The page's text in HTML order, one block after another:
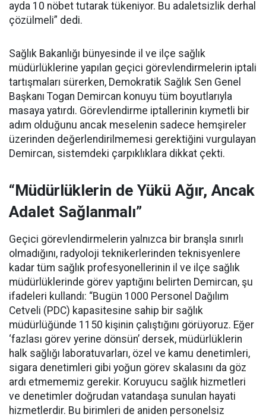
ayda 10 nöbet tutarak tükeniyor. Bu adaletsizlik derhal
çözülmeli” dedi.
Sağlık Bakanlığı bünyesinde il ve ilçe sağlık
müdürlüklerine yapılan geçici görevlendirmelerin iptali
tartışmaları sürerken, Demokratik Sağlık Sen Genel
Başkanı Togan Demircan konuyu tüm boyutlarıyla
masaya yatırdı. Görevlendirme iptallerinin kıymetli bir
adım olduğunu ancak meselenin sadece hemşireler
üzerinden değerlendirilmemesi gerektiğini vurgulayan
Demircan, sistemdeki çarpıklıklara dikkat çekti.
“Müdürlüklerin de Yükü Ağır, Ancak
Adalet Sağlanmalı”
Geçici görevlendirmelerin yalnızca bir branşla sınırlı
olmadığını, radyoloji teknikerlerinden teknisyenlere
kadar tüm sağlık profesyonellerinin il ve ilçe sağlık
müdürlüklerinde görev yaptığını belirten Demircan, şu
ifadeleri kullandı: “Bugün 1000 Personel Dağılım
Cetveli (PDC) kapasitesine sahip bir sağlık
müdürlüğünde 1150 kişinin çalıştığını görüyoruz. Eğer
‘fazlası görev yerine dönsün’ dersek, müdürlüklerin
halk sağlığı laboratuvarları, özel ve kamu denetimleri,
sigara denetimleri gibi yoğun görev skalasını da göz
ardı etmememiz gerekir. Koruyucu sağlık hizmetleri
ve denetimler doğrudan vatandaşa sunulan hayati
hizmetlerdir. Bu birimleri de aniden personelsiz